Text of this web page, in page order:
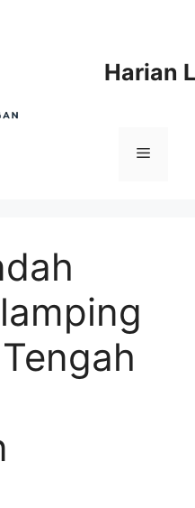
Harian
Menu